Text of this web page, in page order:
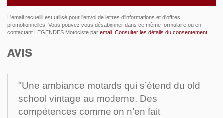
L'email recueilli est utilisé pour l'envoi de lettres d'informations et d'offres
promotionnelles. Vous pouvez vous désabonner dans ce même formulaire ou en
contactant LEGENDES Motociste par email Consulter les détails du consentement.
AVIS
"Une ambiance motards qui s’étend du old
school vintage au moderne. Des
compétences comme on n’en fait